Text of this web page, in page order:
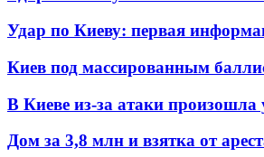
Удар по Киеву: первая
Киев под массированным
В Киеве из-за атаки произошла
Дом за 3,8 млн и взятка от